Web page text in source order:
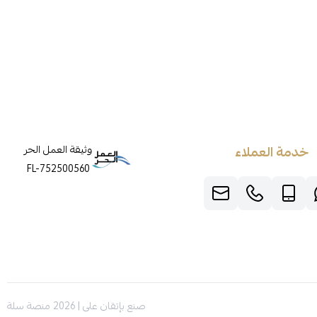
خدمة العملاء
وثيقة العمل الحر
FL-752500560
صنع بإتقان على | 2026 منصة سلة